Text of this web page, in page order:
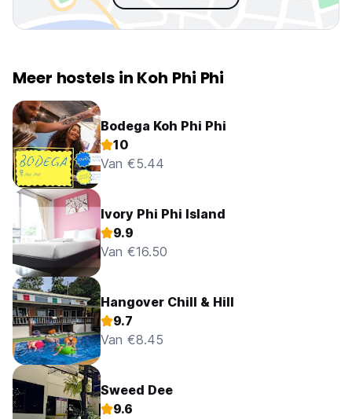
Meer hostels in Koh Phi Phi
Bodega Koh Phi Phi
10
Van €5.44
Ivory Phi Phi Island
9.9
Van €16.50
Hangover Chill & Hill
9.7
Van €8.45
Sweed Dee
9.6